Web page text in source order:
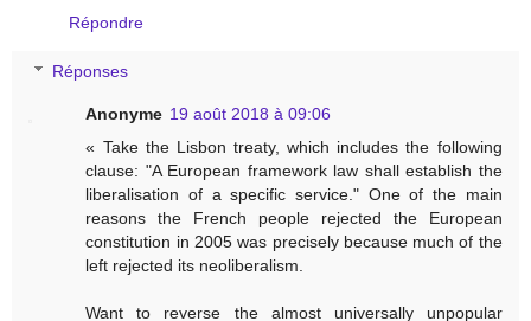
Répondre
Réponses
Anonyme 19 août 2018 à 09:06
« Take the Lisbon treaty, which includes the following
clause: "A European framework law shall establish the
liberalisation of a specific service." One of the main
reasons the French people rejected the European
constitution in 2005 was precisely because much of the
left rejected its neoliberalism.
Want to reverse the almost universally unpopular